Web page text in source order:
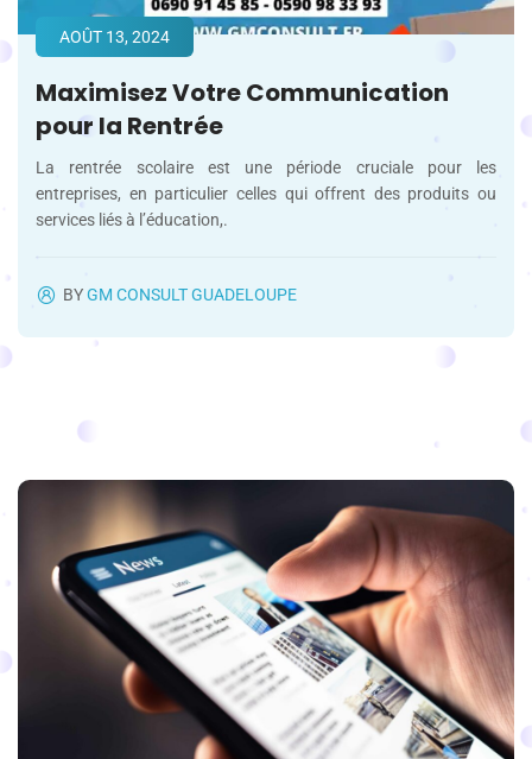
Maximisez Votre Communication
pour la Rentrée
La rentrée scolaire est une période cruciale pour les
entreprises, en particulier celles qui offrent des produits ou
services liés à l’éducation,.
AOÛT 13, 2024
BYGM CONSULT GUADELOUPE